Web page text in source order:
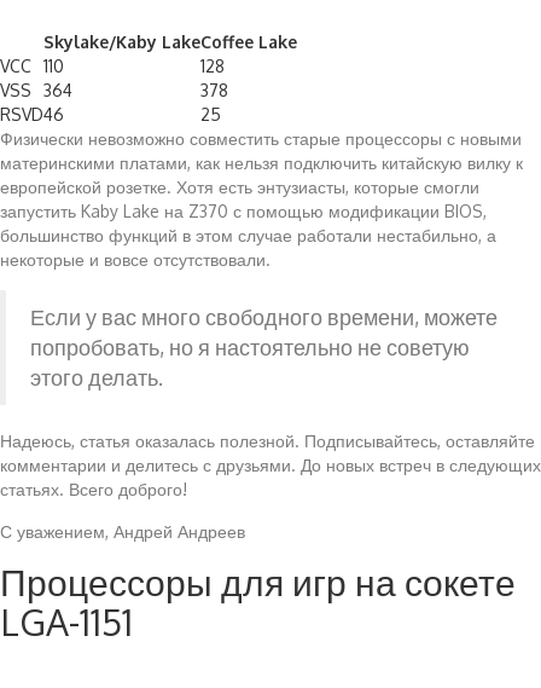
Skylake/Kaby LakeCoffee Lake
VCC 110
128
VSS
364
378
RSVD46
25
Физически невозможно совместить старые процессоры с новыми
материнскими платами, как нельзя подключить китайскую вилку к
европейской розетке. Хотя есть энтузиасты, которые смогли
запустить Kaby Lake на Z370 с помощью модификации BIOS,
большинство функций в этом случае работали нестабильно, а
некоторые и вовсе отсутствовали.
Если у вас много свободного времени, можете
попробовать, но я настоятельно не советую
этого делать.
Надеюсь, статья оказалась полезной. Подписывайтесь, оставляйте
комментарии и делитесь с друзьями. До новых встреч в следующих
статьях. Всего доброго!
С уважением, Андрей Андреев
Процессоры для игр на сокете
LGA-1151